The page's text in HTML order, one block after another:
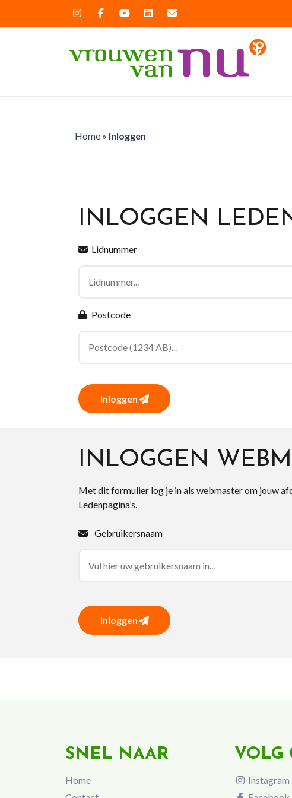
Home» Inloggen
INLOGGEN
Lidnummer
Postcode
Inloggen
INLOGGEN
Met dit formulier log je in als webmaster om jouw
Ledenpagina’s.
Gebruikersnaam
Inloggen
SNEL NAAR
Home
VOLG
Instagram